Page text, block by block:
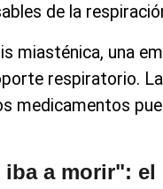
de la
miasténica, una
respiratorio.
medicamentos
a morir":